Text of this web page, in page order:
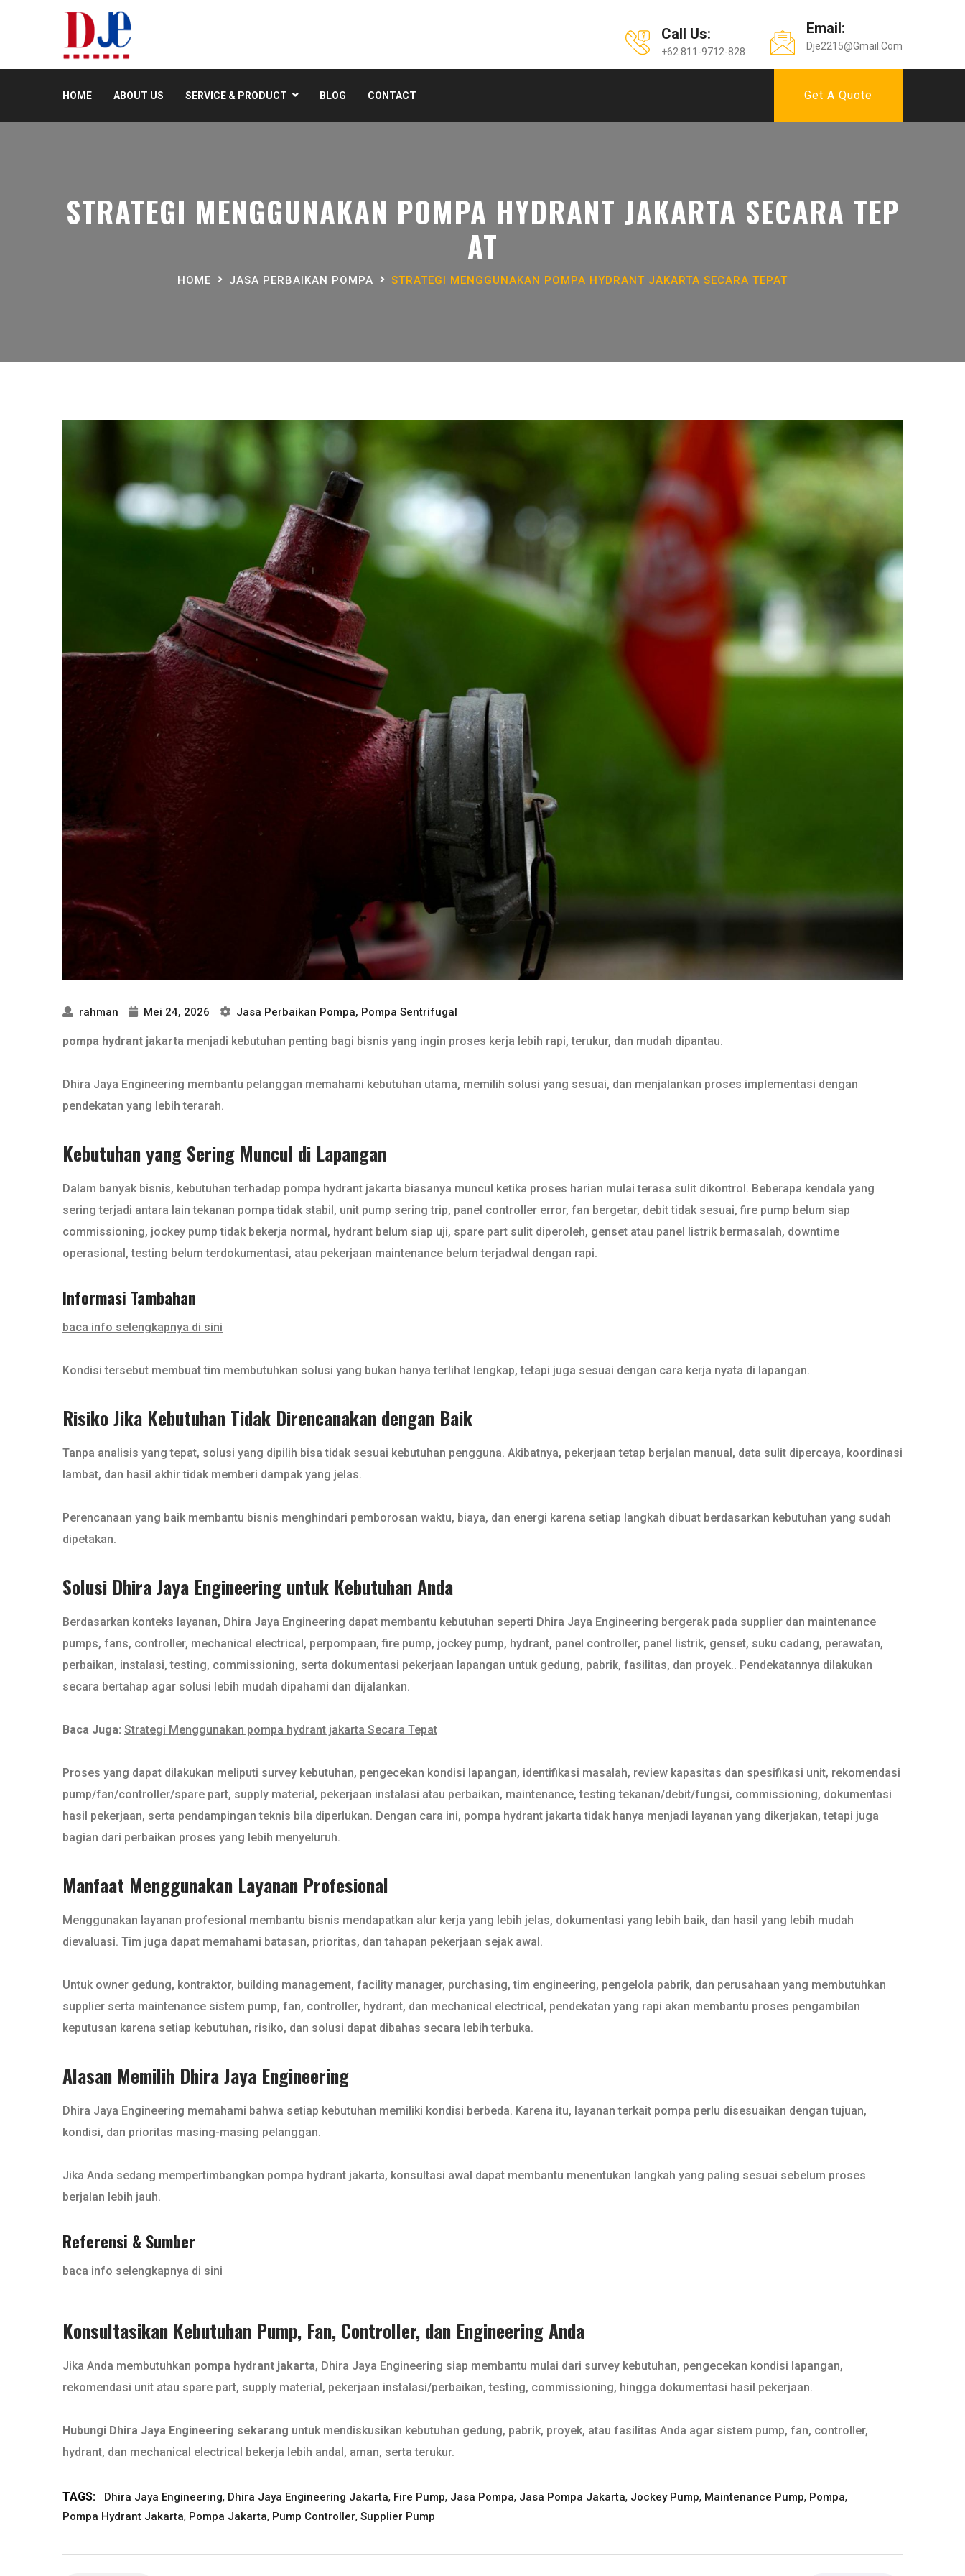
Call Us:
+62 811-9712-828
Email:
Dje2215@gmail.com
HOME ABOUT US SERVICE & PRODUCT BLOG CONTACT Get A Quote
STRATEGI MENGGUNAKAN POMPA HYDRANT JAKARTA SECARA TEP
AT
HOME JASA PERBAIKAN POMPA STRATEGI MENGGUNAKAN POMPA HYDRANT JAKARTA SECARA TEPAT
rahman Mei 24, 2026 Jasa Perbaikan Pompa, Pompa Sentrifugal
pompa hydrant jakarta menjadi kebutuhan penting bagi bisnis yang ingin proses kerja lebih rapi, terukur, dan mudah dipantau.
Dhira Jaya Engineering membantu pelanggan memahami kebutuhan utama, memilih solusi yang sesuai, dan menjalankan proses implementasi dengan
pendekatan yang lebih terarah.
Kebutuhan yang Sering Muncul di Lapangan
Dalam banyak bisnis, kebutuhan terhadap pompa hydrant jakarta biasanya muncul ketika proses harian mulai terasa sulit dikontrol. Beberapa kendala yang
sering terjadi antara lain tekanan pompa tidak stabil, unit pump sering trip, panel controller error, fan bergetar, debit tidak sesuai, fire pump belum siap
commissioning, jockey pump tidak bekerja normal, hydrant belum siap uji, spare part sulit diperoleh, genset atau panel listrik bermasalah, downtime
operasional, testing belum terdokumentasi, atau pekerjaan maintenance belum terjadwal dengan rapi.
Informasi Tambahan
baca info selengkapnya di sini
Kondisi tersebut membuat tim membutuhkan solusi yang bukan hanya terlihat lengkap, tetapi juga sesuai dengan cara kerja nyata di lapangan.
Risiko Jika Kebutuhan Tidak Direncanakan dengan Baik
Tanpa analisis yang tepat, solusi yang dipilih bisa tidak sesuai kebutuhan pengguna. Akibatnya, pekerjaan tetap berjalan manual, data sulit dipercaya, koordinasi
lambat, dan hasil akhir tidak memberi dampak yang jelas.
Perencanaan yang baik membantu bisnis menghindari pemborosan waktu, biaya, dan energi karena setiap langkah dibuat berdasarkan kebutuhan yang sudah
dipetakan.
Solusi Dhira Jaya Engineering untuk Kebutuhan Anda
Berdasarkan konteks layanan, Dhira Jaya Engineering dapat membantu kebutuhan seperti Dhira Jaya Engineering bergerak pada supplier dan maintenance
pumps, fans, controller, mechanical electrical, perpompaan, fire pump, jockey pump, hydrant, panel controller, panel listrik, genset, suku cadang, perawatan,
perbaikan, instalasi, testing, commissioning, serta dokumentasi pekerjaan lapangan untuk gedung, pabrik, fasilitas, dan proyek.. Pendekatannya dilakukan
secara bertahap agar solusi lebih mudah dipahami dan dijalankan.
Baca Juga: Strategi Menggunakan pompa hydrant jakarta Secara Tepat
Proses yang dapat dilakukan meliputi survey kebutuhan, pengecekan kondisi lapangan, identifikasi masalah, review kapasitas dan spesifikasi unit, rekomendasi
pump/fan/controller/spare part, supply material, pekerjaan instalasi atau perbaikan, maintenance, testing tekanan/debit/fungsi, commissioning, dokumentasi
hasil pekerjaan, serta pendampingan teknis bila diperlukan. Dengan cara ini, pompa hydrant jakarta tidak hanya menjadi layanan yang dikerjakan, tetapi juga
bagian dari perbaikan proses yang lebih menyeluruh.
Manfaat Menggunakan Layanan Profesional
Menggunakan layanan profesional membantu bisnis mendapatkan alur kerja yang lebih jelas, dokumentasi yang lebih baik, dan hasil yang lebih mudah
dievaluasi. Tim juga dapat memahami batasan, prioritas, dan tahapan pekerjaan sejak awal.
Untuk owner gedung, kontraktor, building management, facility manager, purchasing, tim engineering, pengelola pabrik, dan perusahaan yang membutuhkan
supplier serta maintenance sistem pump, fan, controller, hydrant, dan mechanical electrical, pendekatan yang rapi akan membantu proses pengambilan
keputusan karena setiap kebutuhan, risiko, dan solusi dapat dibahas secara lebih terbuka.
Alasan Memilih Dhira Jaya Engineering
Dhira Jaya Engineering memahami bahwa setiap kebutuhan memiliki kondisi berbeda. Karena itu, layanan terkait pompa perlu disesuaikan dengan tujuan,
kondisi, dan prioritas masing-masing pelanggan.
Jika Anda sedang mempertimbangkan pompa hydrant jakarta, konsultasi awal dapat membantu menentukan langkah yang paling sesuai sebelum proses
berjalan lebih jauh.
Referensi & Sumber
baca info selengkapnya di sini
Konsultasikan Kebutuhan Pump, Fan, Controller, dan Engineering Anda
Jika Anda membutuhkan pompa hydrant jakarta, Dhira Jaya Engineering siap membantu mulai dari survey kebutuhan, pengecekan kondisi lapangan,
rekomendasi unit atau spare part, supply material, pekerjaan instalasi/perbaikan, testing, commissioning, hingga dokumentasi hasil pekerjaan.
Hubungi Dhira Jaya Engineering sekarang untuk mendiskusikan kebutuhan gedung, pabrik, proyek, atau fasilitas Anda agar sistem pump, fan, controller,
hydrant, dan mechanical electrical bekerja lebih andal, aman, serta terukur.
TAGS: Dhira Jaya Engineering, Dhira Jaya Engineering Jakarta, Fire Pump, Jasa Pompa, Jasa Pompa Jakarta, Jockey Pump, Maintenance Pump, Pompa,
Pompa Hydrant Jakarta, Pompa Jakarta, Pump Controller, Supplier Pump